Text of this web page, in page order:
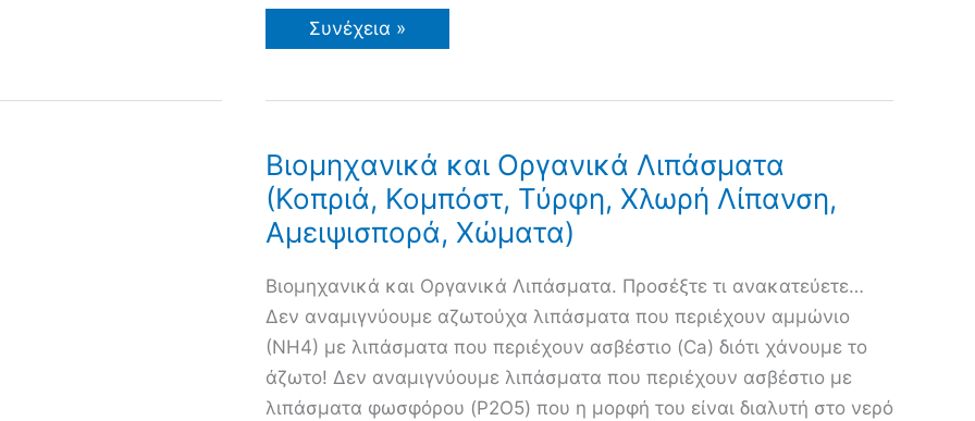
Υγιή
φυτά.
είναι
οργανισμός.
Ρίζες
φυτών,
ριζοβακτήρια,
μύκητας
μικόρριζα,
Συνέχεια »
Βιομηχανικά και Οργανικά Λιπάσματα
(Κοπριά, Κομπόστ, Τύρφη, Χλωρή Λίπανση,
Αμειψισπορά, Χώματα)
Βιομηχανικά και Οργανικά Λιπάσματα. Προσέξτε τι ανακατεύετε…
Δεν αναμιγνύουμε αζωτούχα λιπάσματα που περιέχουν αμμώνιο
(ΝΗ4) με λιπάσματα που περιέχουν ασβέστιο (Ca) διότι χάνουμε το
άζωτο! Δεν αναμιγνύουμε λιπάσματα που περιέχουν ασβέστιο με
λιπάσματα φωσφόρου (P2O5) που η μορφή του είναι διαλυτή στο νερό